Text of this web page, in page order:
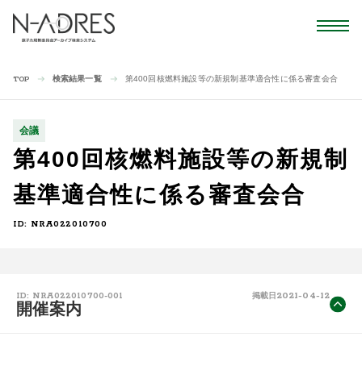
TOP 検索結果一覧 第400回核燃料施設等の新規制基準適合性に係る審査会合
会議
第400回核燃料施設等の新規制
基準適合性に係る審査会合
ID: NRA022010700
ID: NRA022010700-001 掲載日 2021-04-12
開催案内